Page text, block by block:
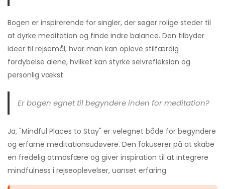
Bogen er inspirerende for singler, der søger rolige steder til
at dyrke meditation og finde indre balance. Den tilbyder
ideer til rejsemål, hvor man kan opleve stilfærdig
fordybelse alene, hvilket kan styrke selvrefleksion og
personlig vækst.
Er bogen egnet til begyndere inden for meditation?
Ja, "Mindful Places to Stay" er velegnet både for begyndere
og erfarne meditationsudøvere. Den fokuserer på at skabe
en fredelig atmosfære og giver inspiration til at integrere
mindfulness i rejseoplevelser, uanset erfaring.